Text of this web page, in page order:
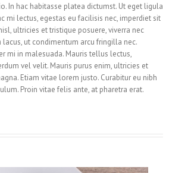
In hac habitasse platea dictumst. Ut eget ligula
mi lectus, egestas eu facilisis nec, imperdiet sit
ultricies et tristique posuere, viverra nec
lacus, ut condimentum arcu fringilla nec.
mi in malesuada. Mauris tellus lectus,
vel velit. Mauris purus enim, ultricies et
Etiam vitae lorem justo. Curabitur eu nibh
Proin vitae felis ante, at pharetra erat.